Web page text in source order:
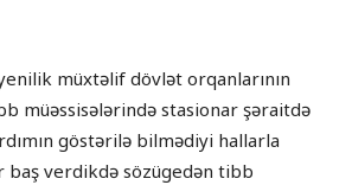
müxtəlif dövlət orqanlarının
müəssisələrində stasionar şəraitdə
göstərilə bilmədiyi hallarla
baş verdikdə sözügedən tibb